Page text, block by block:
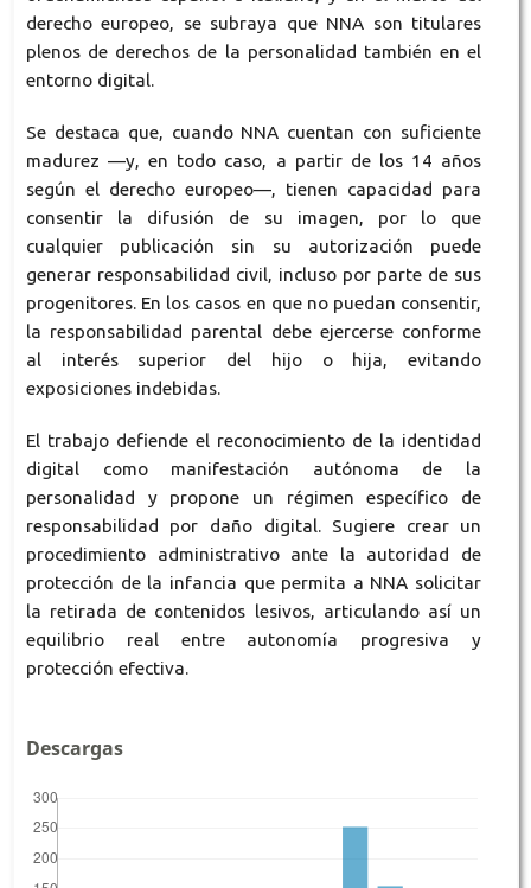
derecho europeo, se subraya que NNA son titulares
plenos de derechos de la personalidad también en el
entorno digital.
Se destaca que, cuando NNA cuentan con suficiente
madurez —y, en todo caso, a partir de los 14 años
según el derecho europeo—, tienen capacidad para
consentir la difusión de su imagen, por lo que
cualquier publicación sin su autorización puede
generar responsabilidad civil, incluso por parte de sus
progenitores. En los casos en que no puedan consentir,
la responsabilidad parental debe ejercerse conforme
al interés superior del hijo o hija, evitando
exposiciones indebidas.
El trabajo defiende el reconocimiento de la identidad
digital como manifestación autónoma de la
personalidad y propone un régimen específico de
responsabilidad por daño digital. Sugiere crear un
procedimiento administrativo ante la autoridad de
protección de la infancia que permita a NNA solicitar
la retirada de contenidos lesivos, articulando así un
equilibrio real entre autonomía progresiva y
protección efectiva.
Descargas